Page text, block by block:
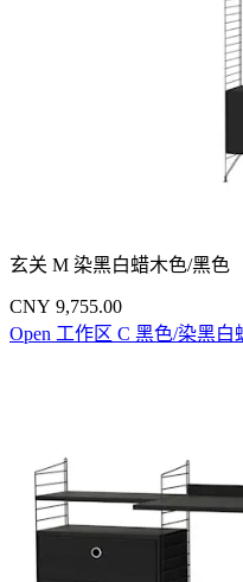
玄关 M 染黑白蜡木色/黑色
CNY 9,755.00
Open 工作区 C 黑色/染黑白